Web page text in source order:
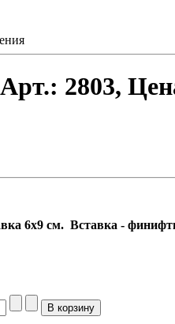
Арт.: 2803,
6х9 см. Вставка -